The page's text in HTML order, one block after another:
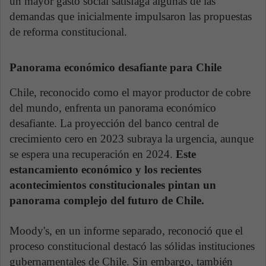
demandas que inicialmente impulsaron las propuestas
de reforma constitucional.
Panorama económico desafiante para Chile
Chile, reconocido como el mayor productor de cobre
del mundo, enfrenta un panorama económico
desafiante. La proyección del banco central de
crecimiento cero en 2023 subraya la urgencia, aunque
se espera una recuperación en 2024. Este
estancamiento económico y los recientes
acontecimientos constitucionales pintan un
panorama complejo del futuro de Chile.
Moody's, en un informe separado, reconoció que el
proceso constitucional destacó las sólidas instituciones
gubernamentales de Chile. Sin embargo, también